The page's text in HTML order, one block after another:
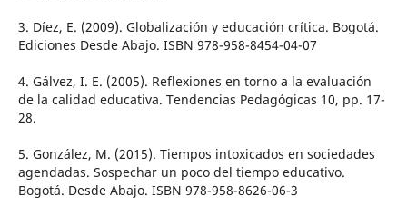
3. Díez, E. (2009). Globalización y educación crítica. Bogotá.
Ediciones Desde Abajo. ISBN 978-958-8454-04-07
4. Gálvez, I. E. (2005). Reflexiones en torno a la evaluación
de la calidad educativa. Tendencias Pedagógicas 10, pp. 17-
28.
5. González, M. (2015). Tiempos intoxicados en sociedades
agendadas. Sospechar un poco del tiempo educativo.
Bogotá. Desde Abajo. ISBN 978-958-8626-06-3